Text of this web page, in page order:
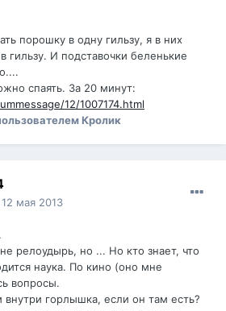
порошку в одну гильзу, я в них
гильзу. И подставочки беленькие
спаять. За 20 минут:
12/1007174.html
Кролик
12 мая 2013
релоудырь, но ... Но кто знает, что
наука. По кино (оно мне
вопросы.
внутри горлышка, если он там есть?